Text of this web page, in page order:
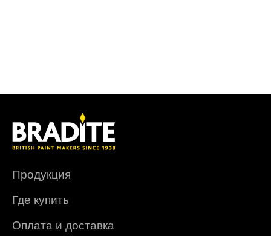
Продукция
Где купить
Оплата и доставка